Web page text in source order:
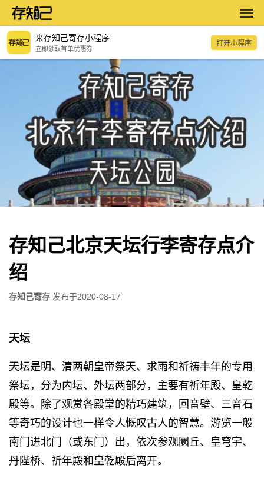
来存知己寄存小程序
立即领取首单优惠券
打开小程序
存知己北京天坛行李寄存点介
绍
存知己寄存 发布于2020-08-17
天坛
天坛是明、清两朝皇帝祭天、求雨和祈祷丰年的专用
祭坛，分为内坛、外坛两部分，主要有祈年殿、皇乾
殿等。除了观赏各殿堂的精巧建筑，回音壁、三音石
等奇巧的设计也一样令人慨叹古人的智慧。游览一般
南门进北门（或东门）出，依次参观圜丘、皇穹宇、
丹陛桥、祈年殿和皇乾殿后离开。